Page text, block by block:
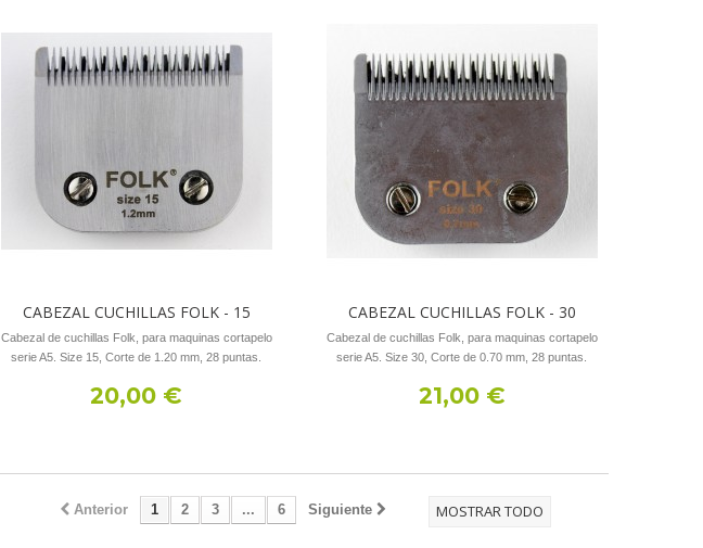
CABEZAL CUCHILLAS FOLK - 15
Cabezal de cuchillas Folk, para maquinas cortapelo
serie A5. Size 15, Corte de 1.20 mm, 28 puntas.
20,00 €
CABEZAL CUCHILLAS FOLK - 30
Cabezal de cuchillas Folk, para maquinas cortapelo
serie A5. Size 30, Corte de 0.70 mm, 28 puntas.
21,00 €
MOSTRAR TODO
Anterior 1 2 3 ... 6 Siguiente